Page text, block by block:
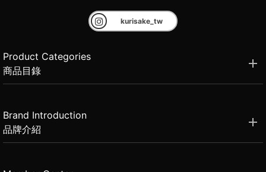
kurisake_tw
Product Categories
商品目錄
Brand Introduction
品牌介紹